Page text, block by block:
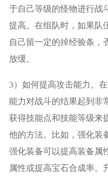
于自己等级的怪物进行战
提高。在组队时，如果队
自己留一定的掉经验条，
放缓。
3）如何提高攻击能力。
能力对战斗的结果起到非
获得技能点和技能等级来
他的方法。比如，强化装
强化装备可以提高装备属
属性或提高宝石合成率。